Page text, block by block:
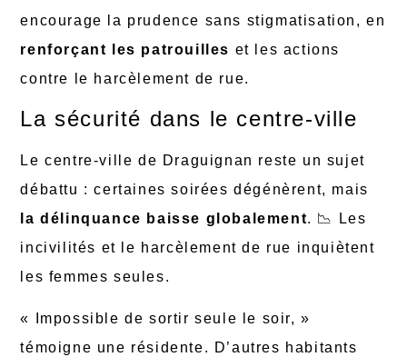
encourage la prudence sans stigmatisation, en
renforçant les patrouilles et les actions
contre le harcèlement de rue.
La sécurité dans le centre-ville
Le centre-ville de Draguignan reste un sujet
débattu : certaines soirées dégénèrent, mais
la délinquance baisse globalement. 📉 Les
incivilités et le harcèlement de rue inquiètent
les femmes seules.
« Impossible de sortir seule le soir, »
témoigne une résidente. D’autres habitants